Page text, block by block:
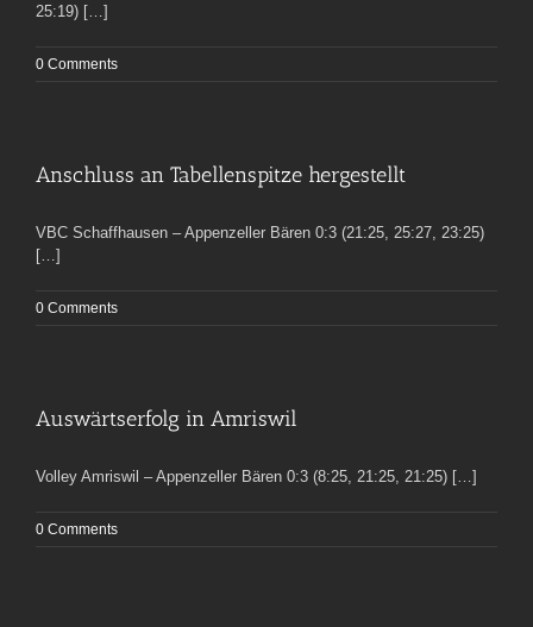
25:19) […]
0 Comments
Anschluss an Tabellenspitze hergestellt
VBC Schaffhausen – Appenzeller Bären 0:3 (21:25, 25:27, 23:25)
[…]
0 Comments
Auswärtserfolg in Amriswil
Volley Amriswil – Appenzeller Bären 0:3 (8:25, 21:25, 21:25) […]
0 Comments